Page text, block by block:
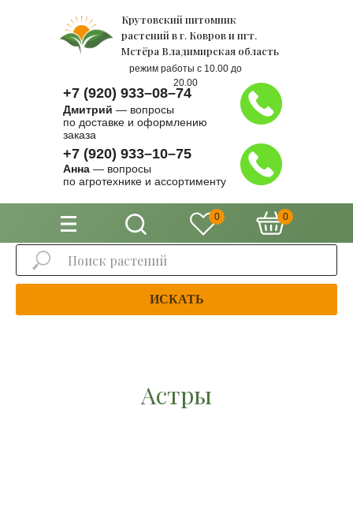
Крутовский питомник
растений в г. Ковров и пгт.
Мстёра Владимирская область
+7 (920) 933–10–75
0
0
режим работы с 10.00 до
20.00
+7 (920) 933–08–74
Дмитрий — вопросы
по доставке и оформлению
заказа
Анна — вопросы
по агротехнике и ассортименту
ИСКАТЬ
Астры